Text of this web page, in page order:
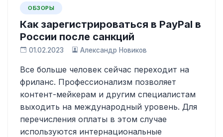
ОБЗОРЫ
Как зарегистрироваться в PayPal в
России после санкций
01.02.2023 Александр Новиков
Все больше человек сейчас переходит на
фриланс. Профессионализм позволяет
контент-мейкерам и другим специалистам
выходить на международный уровень. Для
перечисления оплаты в этом случае
используются интернациональные